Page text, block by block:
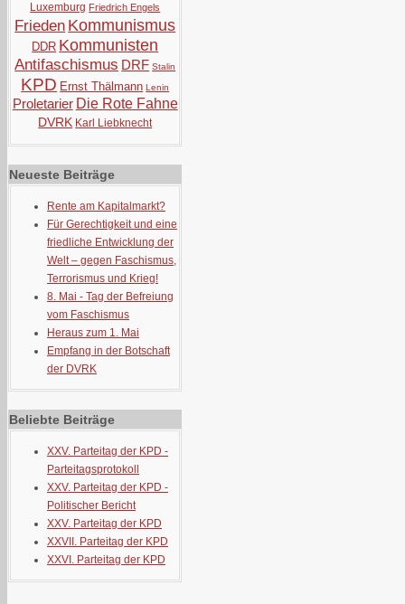
Luxemburg Friedrich Engels
Frieden Kommunismus
DDR Kommunisten
Antifaschismus DRF Stalin
KPD Ernst Thälmann Lenin
Proletarier Die Rote Fahne
DVRK Karl Liebknecht
Neueste Beiträge
Rente am Kapitalmarkt?
Für Gerechtigkeit und eine
friedliche Entwicklung der
Welt – gegen Faschismus,
Terrorismus und Krieg!
8. Mai - Tag der Befreiung
vom Faschismus
Heraus zum 1. Mai
Empfang in der Botschaft
der DVRK
Beliebte Beiträge
XXV. Parteitag der KPD -
Parteitagsprotokoll
XXV. Parteitag der KPD -
Politischer Bericht
XXV. Parteitag der KPD
XXVII. Parteitag der KPD
XXVI. Parteitag der KPD